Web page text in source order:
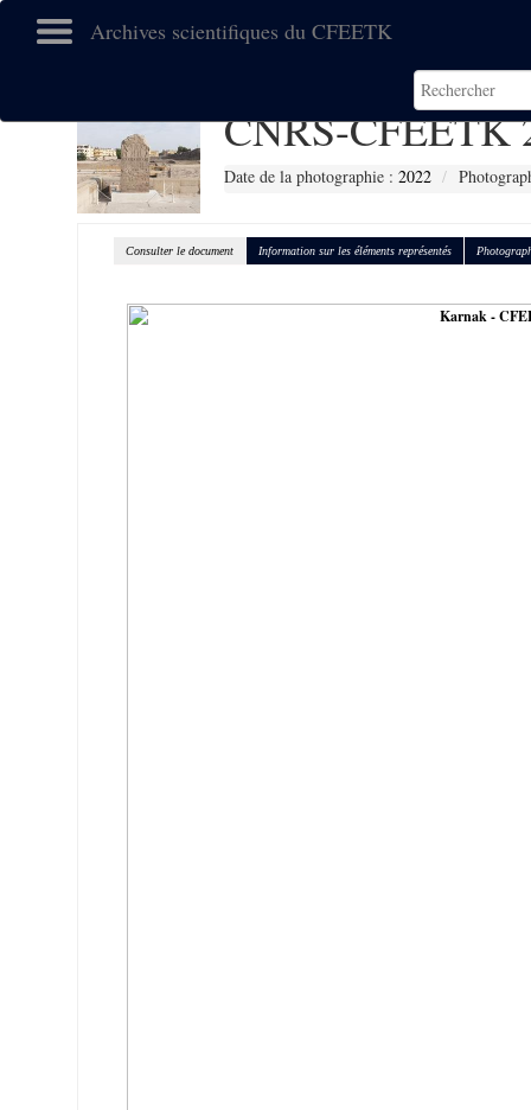
Archives scientifiques du CFEETK
CNRS-CFEETK
Date de la photographie : 2022
Consulter le document Information sur les éléments représentés